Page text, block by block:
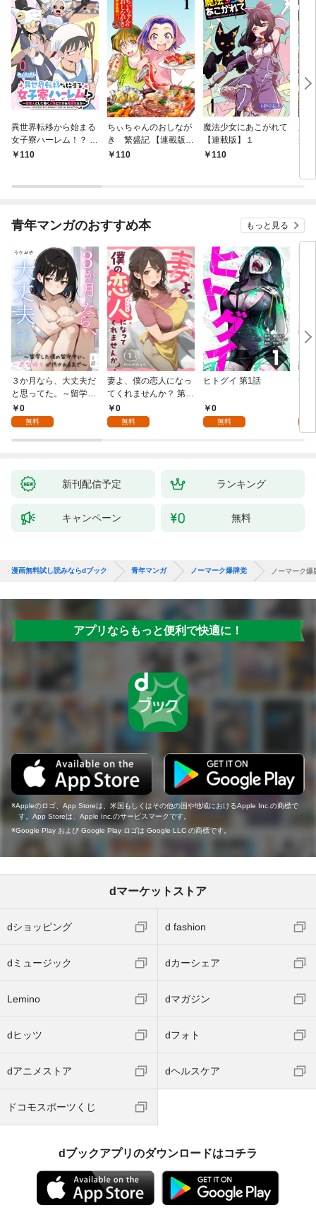
異世界転移から始まる
女子寮ハーレム！？ ～
管理人として働く人間
110
ちぃちゃんのおしなが
き 繁盛記 【連載版】
１110
魔法少女にあこがれて
【連載版】１
110
東
か
な
青年マンガのおすすめ本 もっと見る
３か月なら、大丈夫だ
と思ってた。～留学し
た僕の留守中に、一途
な彼女が汚されるまで
0
無料
妻よ、僕の恋人になっ
てくれませんか？ 第1
話0
無料
ヒトグイ 第1話
0
無料
世
新刊配信予定 ランキング
キャンペーン 無料
漫画無料試し読みならdブック 青年マンガ ノーマーク爆牌党 ノーマーク
アプリならもっと便利で快適に！
Appleのロゴ、App Storeは、米国もしくはその他の国や地域におけるApple Inc.の商標で
す。App Storeは、Apple Inc.のサービスマークです。
Google Play および Google Play ロゴは Google LLC の商標です。
dマーケットストア
dショッピング d fashion
dミュージック dカーシェア
Lemino dマガジン
dヒッツ dフォト
dアニメストア dヘルスケア
ドコモスポーツくじ
dブックアプリのダウンロードはコチラ